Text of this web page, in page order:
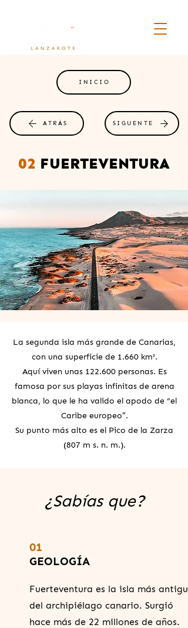
INICIO
ATRÁS SIGUENTE
02 FUERTEVENTURA
La segunda isla más grande de Canarias,
con una superficie de 1.660 km².
Aquí viven unas 122.600 personas. Es
famosa por sus playas infinitas de arena
blanca, lo que le ha valido el apodo de “el
Caribe europeo”.
Su punto más alto es el Pico de la Zarza
(807 m s. n. m.).
¿Sabías que?
01
GEOLOGÍA
Fuerteventura es la isla más antigua
del archipiélago canario. Surgió
hace más de 22 millones de años.